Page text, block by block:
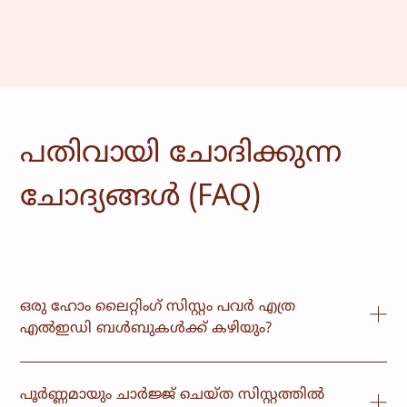
പതിവായി ചോദിക്കുന്ന
ചോദ്യങ്ങൾ (FAQ)
ഒരു ഹോം ലൈറ്റിംഗ് സിസ്റ്റം പവർ എത്ര
എൽഇഡി ബൾബുകൾക്ക് കഴിയും?
ചാർജിംഗിനും ചിലപ്പോൾ ആരാധകനും ഒപ്പം 2
പൂർണ്ണമായും ചാർജ്ജ് ചെയ്ത സിസ്റ്റത്തിൽ